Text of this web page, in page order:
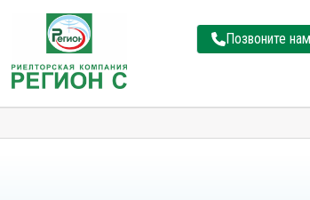
Позвоните нам